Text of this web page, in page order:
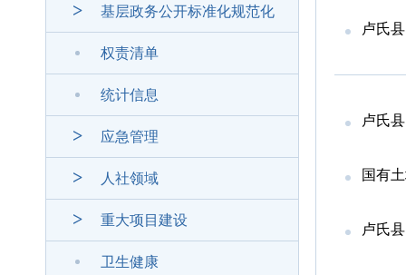
基层政务公开标准化规范化
权责清单
统计信息
应急管理
人社领域
重大项目建设
卫生健康
卢氏
卢氏
国有
卢氏